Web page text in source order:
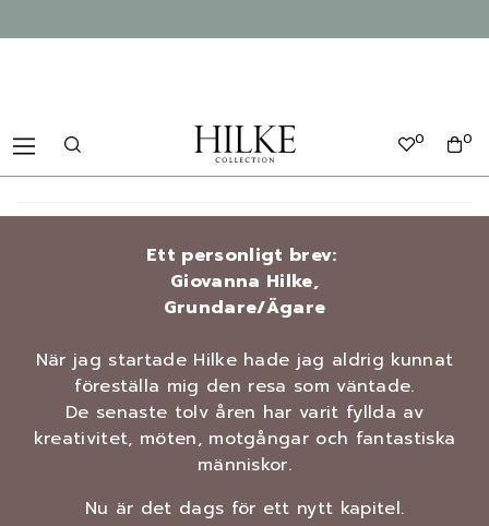
0
0
Ett personligt brev:
Giovanna Hilke,
Grundare/Ägare
När jag startade Hilke hade jag aldrig kunnat
föreställa mig den resa som väntade.
De senaste tolv åren har varit fyllda av
kreativitet, möten, motgångar och fantastiska
människor.
Nu är det dags för ett nytt kapitel.